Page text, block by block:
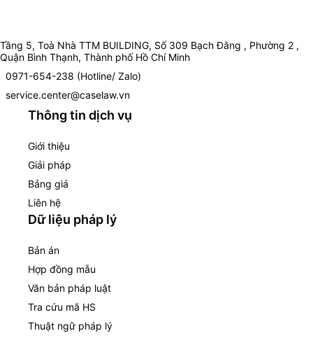
Tầng 5, Toà Nhà TTM BUILDING, Số 309 Bạch Đằng , Phường 2 ,
Quận Bình Thạnh, Thành phố Hồ Chí Minh
0971-654-238 (Hotline/ Zalo)
service.center@caselaw.vn
Thông tin dịch vụ
Giới thiệu
Giải pháp
Bảng giá
Liên hệ
Dữ liệu pháp lý
Bản án
Hợp đồng mẫu
Văn bản pháp luật
Tra cứu mã HS
Thuật ngữ pháp lý